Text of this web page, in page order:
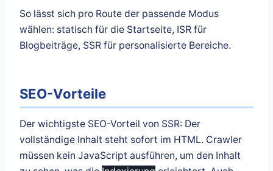
So lässt sich pro Route der passende Modus
wählen: statisch für die Startseite, ISR für
Blogbeiträge, SSR für personalisierte Bereiche.
SEO-Vorteile
Der wichtigste SEO-Vorteil von SSR: Der
vollständige Inhalt steht sofort im HTML. Crawler
müssen kein JavaScript ausführen, um den Inhalt